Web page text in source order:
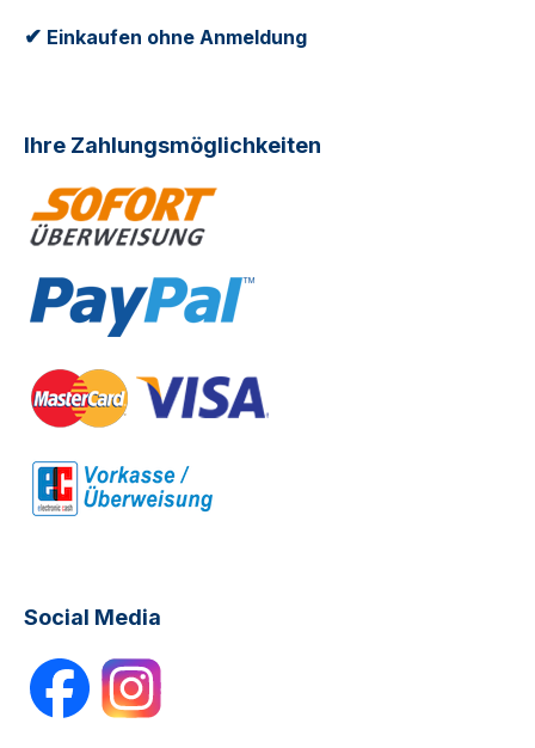
✔ Einkaufen ohne Anmeldung
Ihre Zahlungsmöglichkeiten
Social Media